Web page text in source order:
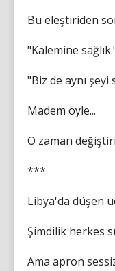
Bu eleştiriden
"Kalemine
"Biz de aynı
Madem öyle...
O zaman
***
Libya'da düşen
Şimdilik herkes
Ama apron